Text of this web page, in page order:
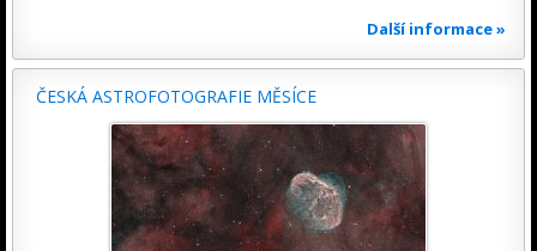
Další informace »
ČESKÁ ASTROFOTOGRAFIE MĚSÍCE